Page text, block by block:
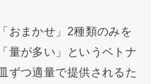
おまかせ」2種類のみを
量が多い」というベトナ
ずつ適量で提供されるた